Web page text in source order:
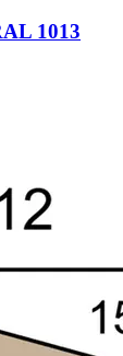
1013